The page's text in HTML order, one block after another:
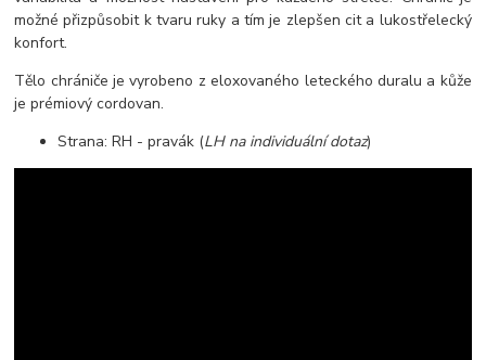
možné přizpůsobit k tvaru ruky a tím je zlepšen cit a lukostřelecký
konfort.
Tělo chrániče je vyrobeno z eloxovaného leteckého duralu a kůže
je prémiový cordovan.
Strana: RH - pravák (LH na individuální dotaz)